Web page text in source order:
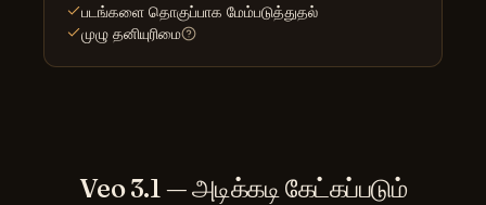
படங்களை தொகுப்பாக மேம்படுத்துதல்
முழு தனியுரிமை
Veo 3.1 — அடிக்கடி கேட்கப்படும்